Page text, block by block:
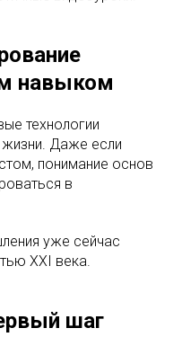
навыком
технологии
жизни. Даже если
понимание основ
в
уже сейчас
XXI века.
шаг